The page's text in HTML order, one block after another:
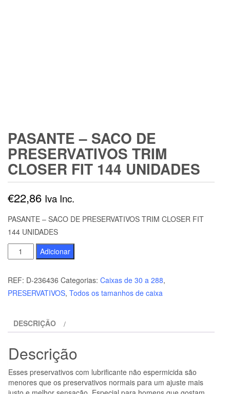
PASANTE – SACO DE
PRESERVATIVOS TRIM
CLOSER FIT 144 UNIDADES
€22,86 Iva Inc.
PASANTE – SACO DE PRESERVATIVOS TRIM CLOSER FIT
144 UNIDADES
Quantidade
de
PASANTE
-
PRESERVATIVOS
CLOSER
144
UNIDADES
Adicionar
REF: D-236436 Categorias: Caixas de 30 a 288,
PRESERVATIVOS, Todos os tamanhos de caixa
DESCRIÇÃO
Descrição
Esses preservativos com lubrificante não espermicida são
menores que os preservativos normais para um ajuste mais